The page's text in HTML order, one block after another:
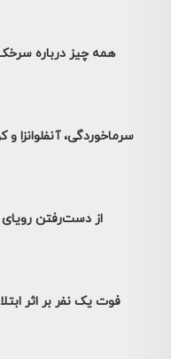
همه چیز درباره
سرماخوردگی، آنفلوانزا
از دست‌رفتن
فوت یک نفر بر اثر